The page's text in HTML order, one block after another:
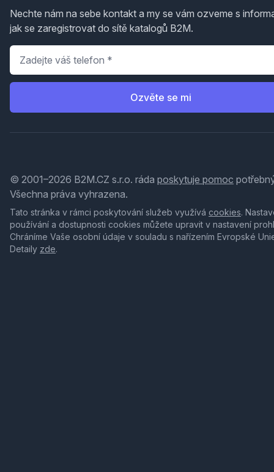
Nechte nám na sebe kontakt a my se vám ozveme s
jak se zaregistrovat do sítě katalogů B2M.
Telefon
Ozvěte se mi
© 2001–2026 B2M.CZ s.r.o. ráda poskytuje pomoc
Všechna práva vyhrazena.
Tato stránka v rámci poskytování služeb využívá cookies.
používání a dostupnosti cookies můžete upravit v nastavení
Chráníme Vaše osobní údaje v souladu s nařízením Evropské
Detaily zde.